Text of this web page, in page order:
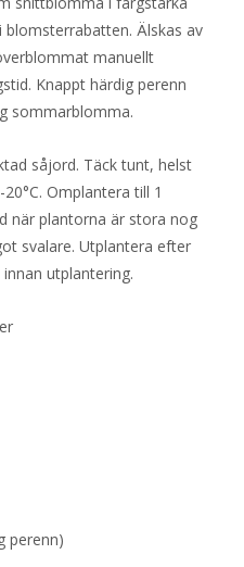
Älskas av
manuellt
Knappt härdig perenn
sommarblomma.
såjord. Täck tunt, helst
Omplantera till 1
när plantorna är stora nog
svalare. Utplantera efter
utplantering.
perenn)